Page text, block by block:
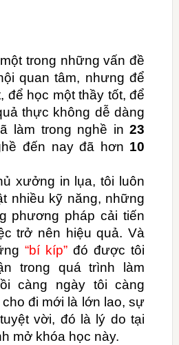
trong những vấn đề
quan tâm, nhưng để
để học một thầy tốt, để
thực không dễ dàng
làm trong nghề in23
đến nay đã hơn 10
xưởng in lụa, tôi luôn
nhiều kỹ năng, những
phương pháp cải tiến
trở nên hiệu quả. Và
“bí kíp” đó được tôi
trong quá trình làm
càng ngày tôi càng
đi mới là lớn lao, sự
vời, đó là lý do tại
mở khóa học này.